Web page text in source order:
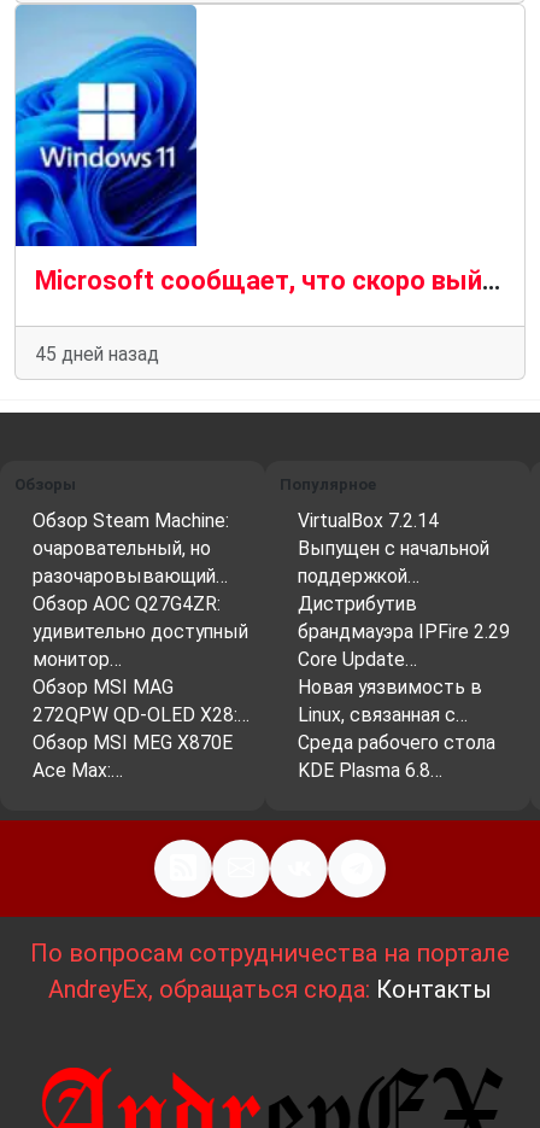
Microsoft сообщает, что скоро выйдет Windows 11 26H2, и подробно описывает процесс обновления
45 дней назад
Обзоры
Обзор Steam Machine:
очаровательный, но
разочаровывающий…
Обзор AOC Q27G4ZR:
удивительно доступный
монитор…
Обзор MSI MAG
272QPW QD-OLED X28:…
Обзор MSI MEG X870E
Ace Max:…
Популярное
VirtualBox 7.2.14
Выпущен с начальной
поддержкой…
Дистрибутив
брандмауэра IPFire 2.29
Core Update…
Новая уязвимость в
Linux, связанная с…
Среда рабочего стола
KDE Plasma 6.8…
По вопросам сотрудничества на портале
AndreyEx, обращаться сюда: Контакты